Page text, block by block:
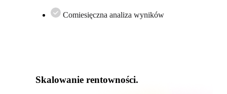
Comiesięczna analiza wyników
Skalowanie rentowności.